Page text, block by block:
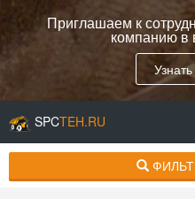
Приглашаем к
компанию в
SPCTEH.RU